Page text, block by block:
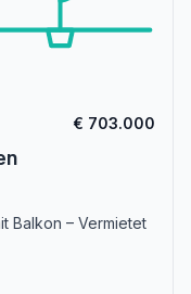
€ 703.000
Balkon – Vermietet